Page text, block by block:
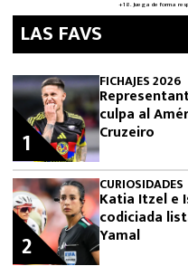
LAS FAVS
FICHAJES 2026
culpa al
Cruzeiro
1
CURIOSIDADES
Katia Itzel e
codiciada
Yamal
2